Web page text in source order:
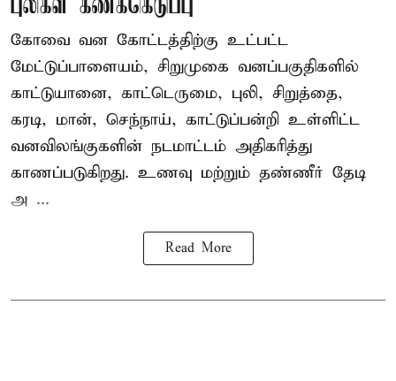
புலிகள் கணக்கெடுப்பு
கோவை வன கோட்டத்திற்கு உட்பட்ட
மேட்டுப்பாளையம், சிறுமுகை வனப்பகுதிகளில்
காட்டுயானை, காட்டெருமை, புலி, சிறுத்தை,
கரடி, மான், செந்நாய், காட்டுப்பன்றி உள்ளிட்ட
வனவிலங்குகளின் நடமாட்டம் அதிகரித்து
காணப்படுகிறது. உணவு மற்றும் தண்ணீர் தேடி
அ ...
Read More